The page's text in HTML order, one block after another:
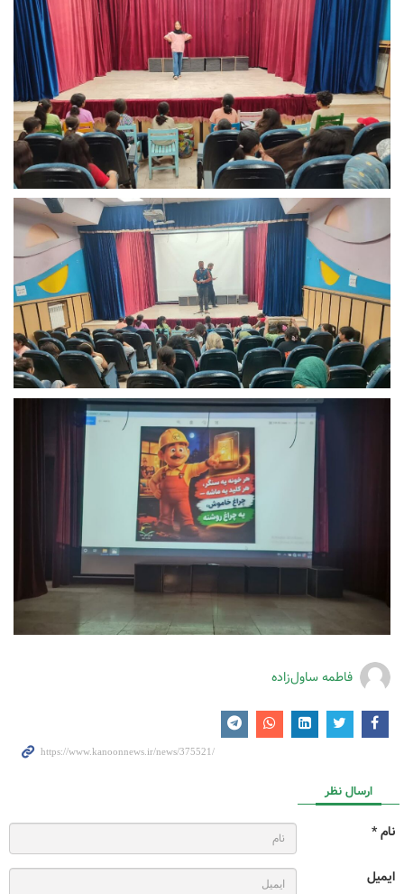
فاطمه ساول‌زاده
ارسال نظر
نام *
ایمیل